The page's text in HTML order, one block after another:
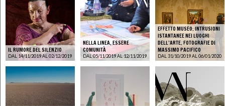
IL RUMORE DEL SILENZIO
DAL 14/11/2019 AL 02/12/2019
NELLA LINEA, ESSERE
COMUNITÀ
DAL 05/11/2019 AL 12/11/2019
EFFETTO MUSEO. INTRUSIONI
ISTANTANEE NEI LUOGHI
DELL’ARTE. FOTOGRAFIE DI
MASSIMO PACIFICO
DAL 31/10/2019 AL 06/01/2020